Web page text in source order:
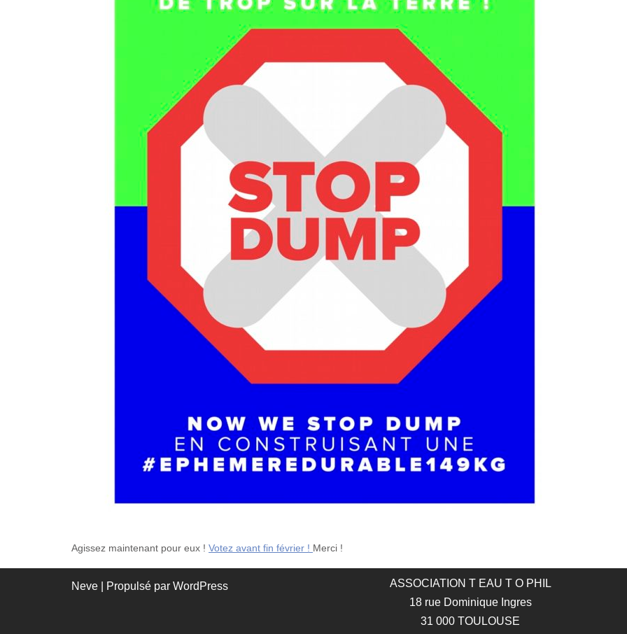
Agissez maintenant pour eux ! Votez avant fin février ! Merci !
Neve | Propulsé par WordPress
ASSOCIATION T EAU T O PHIL
18 rue Dominique Ingres
31 000 TOULOUSE